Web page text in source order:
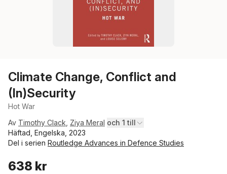
Climate Change, Conflict and
(In)Security
Hot War
Av Timothy Clack Ziya Meral och 1 till
Häftad, Engelska, 2023
Del i serien Routledge Advances in Defence Studies
638 kr